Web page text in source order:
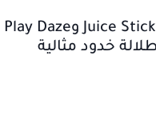
خدود مثالية